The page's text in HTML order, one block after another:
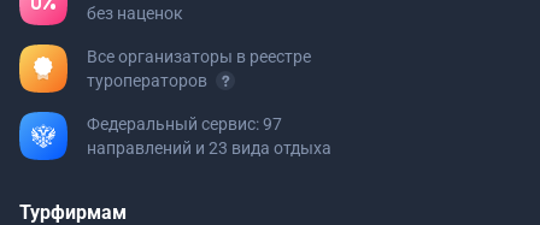
без наценок
Все организаторы в реестре
туроператоров
Федеральный сервис: 97
направлений и 23 вида отдыха
Турфирмам